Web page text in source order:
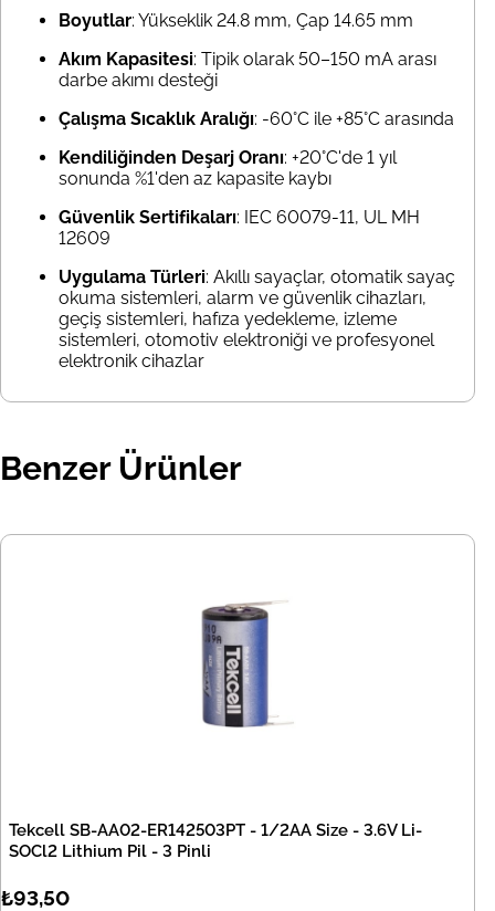
Boyutlar: Yükseklik 24.8 mm, Çap 14.65 mm
Akım Kapasitesi: Tipik olarak 50–150 mA arası
darbe akımı desteği
Çalışma Sıcaklık Aralığı: -60°C ile +85°C arasında
Kendiliğinden Deşarj Oranı: +20°C'de 1 yıl
sonunda %1'den az kapasite kaybı
Güvenlik Sertifikaları: IEC 60079-11, UL MH
12609
Uygulama Türleri: Akıllı sayaçlar, otomatik sayaç
okuma sistemleri, alarm ve güvenlik cihazları,
geçiş sistemleri, hafıza yedekleme, izleme
sistemleri, otomotiv elektroniği ve profesyonel
elektronik cihazlar
Benzer Ürünler
Tekcell SB-AA02-ER142503PT - 1/2AA Size - 3.6V Li-
SOCl2 Lithium Pil - 3 Pinli
₺93,50